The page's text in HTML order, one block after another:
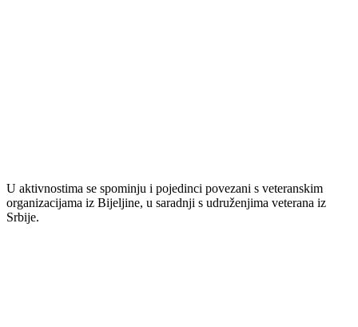
U aktivnostima se spominju i pojedinci povezani s veteranskim
organizacijama iz Bijeljine, u saradnji s udruženjima veterana iz
Srbije.